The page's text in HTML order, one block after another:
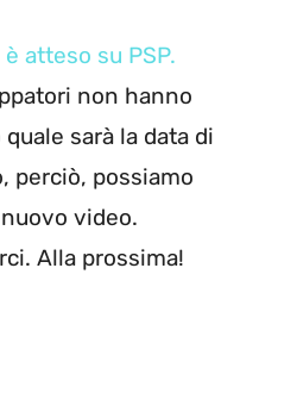
atteso su PSP.
non hanno
sarà la data di
perciò, possiamo
video.
Alla prossima!